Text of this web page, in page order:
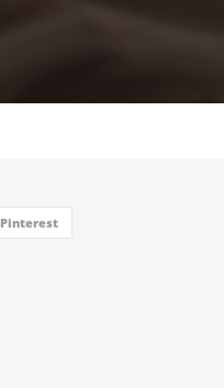
Pinterest